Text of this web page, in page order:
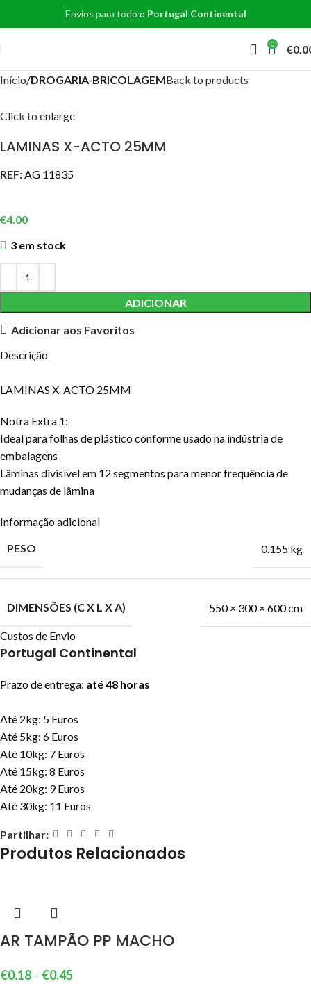
Envios para todo o Portugal Continental
0 €
Início DROGARIA-BRICOLAGEMBack to products
Click to enlarge
LAMINAS X-ACTO 25MM
REF:AG 11835
€4.00
3 em stock
ADICIONAR
Adicionar aos Favoritos
Descrição
LAMINAS X-ACTO 25MM
Notra Extra 1:
Ideal para folhas de plástico conforme usado na indústria de
embalagens
Lâminas divisível em 12 segmentos para menor frequência de
mudanças de lâmina
Informação adicional
PESO
0.155 kg
DIMENSÕES (C X L X A) 550 × 300 × 600 cm
Custos de Envio
Portugal Continental
Prazo de entrega: até 48 horas
Até 2kg: 5 Euros
Até 5kg: 6 Euros
Até 10kg: 7 Euros
Até 15kg: 8 Euros
Até 20kg: 9 Euros
Até 30kg: 11 Euros
Partilhar:
Produtos Relacionados
AR TAMPÃO PP MACHO
€0.18– €0.45